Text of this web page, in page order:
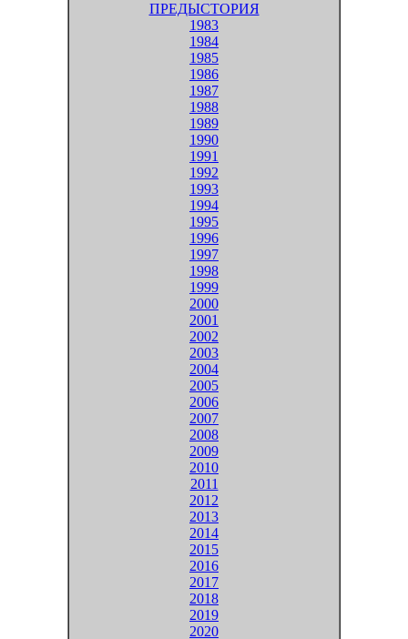
ПРЕДЫСТОРИЯ
1983
1984
1985
1986
1987
1988
1989
1990
1991
1992
1993
1994
1995
1996
1997
1998
1999
2000
2001
2002
2003
2004
2005
2006
2007
2008
2009
2010
2011
2012
2013
2014
2015
2016
2017
2018
2019
2020